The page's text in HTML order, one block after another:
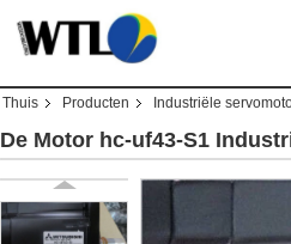
Thuis Producten Industriële
De Motor hc-uf43-S1